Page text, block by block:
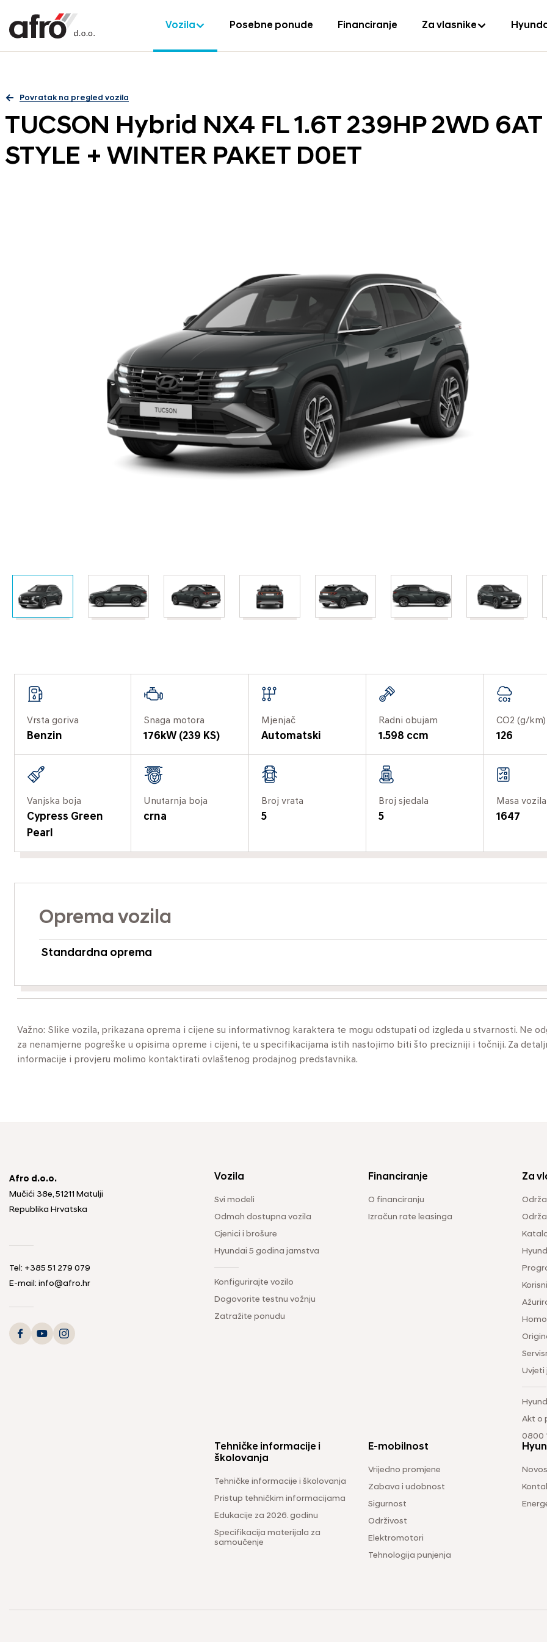
Vozila Posebne ponude Financiranje Za vlasnike
Povratak na pregled vozila
TUCSON Hybrid NX4 FL 1.6T 239HP 2WD 6AT
STYLE + WINTER PAKET D0ET
Vrsta goriva
Benzin
Snaga motora
176kW (239 KS)
Mjenjač
Automatski
Radni obujam
1.598 ccm
CO2 (g/km)
126
Vanjska boja
Cypress Green
Pearl
Unutarnja boja
crna
Broj vrata
5
Broj sjedala
5
Masa
1647
Oprema vozila
Standardna oprema
Važno: Slike vozila, prikazana oprema i cijene su informativnog karaktera te mogu odstupati od izgleda u stvarnosti. Ne
za nenamjerne pogreške u opisima opreme i cijeni, te u specifikacijama istih nastojimo biti što precizniji i točniji. Za
informacije i provjeru molimo kontaktirati ovlaštenog prodajnog predstavnika.
Afro d.o.o.
Mučići 38e, 51211 Matulji
Republika Hrvatska
Tel: +385 51 279 079
E-mail: info@afro.hr
Vozila
Svi modeli
Odmah dostupna vozila
Cjenici i brošure
Hyundai 5 godina jamstva
Konfigurirajte vozilo
Dogovorite testnu vožnju
Zatražite ponudu
Financiranje
O financiranju
Izračun rate leasinga
Za
Uvjeti
Akt o
0800
Tehničke informacije i
školovanja
Tehničke informacije i školovanja
Pristup tehničkim informacijama
Edukacije za 2026. godinu
Specifikacija materijala za
samoučenje
E-mobilnost
Vrijedno promjene
Zabava i udobnost
Sigurnost
Održivost
Elektromotori
Tehnologija punjenja